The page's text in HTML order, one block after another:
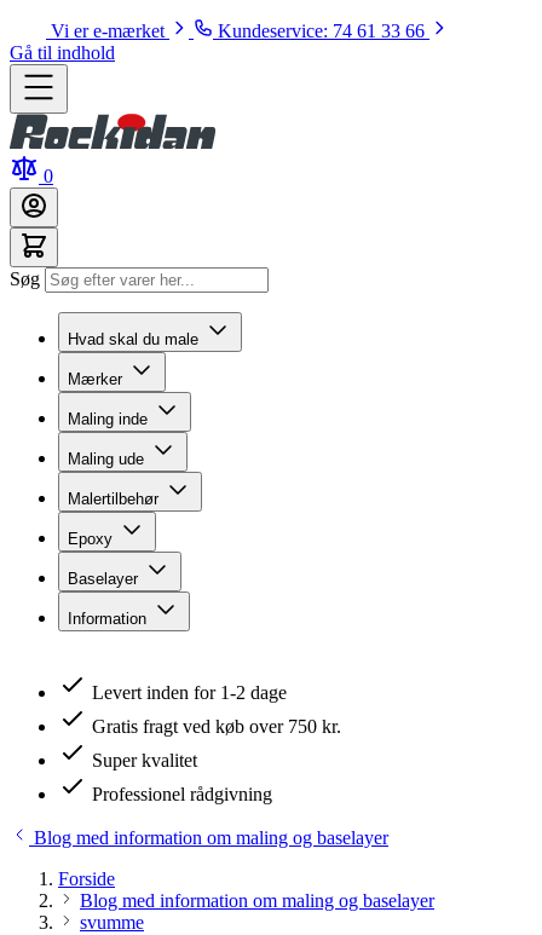
Vi er e-mærket
Kundeservice: 74 61 33 66
Gå til indhold
0
Søg
Hvad skal du male
Mærker
Maling inde
Maling ude
Malertilbehør
Epoxy
Baselayer
Information
Levert inden for 1-2 dage
Gratis fragt ved køb over 750 kr.
Super kvalitet
Professionel rådgivning
Blog med information om maling og baselayer
Forside
Blog med information om maling og baselayer
svumme